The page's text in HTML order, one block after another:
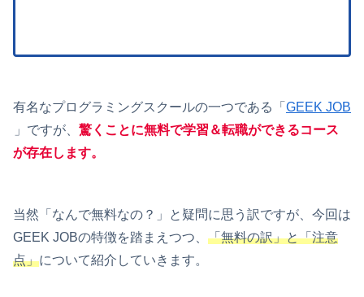
有名なプログラミングスクールの一つである「 GEEK JOB
」ですが、 驚くことに無料で学習＆転職ができるコース
が存在します。
当然「なんで無料なの？」と疑問に思う訳ですが、今回は
GEEK JOBの特徴を踏まえつつ、 「無料の訳」と「注意
点」について紹介していきます。